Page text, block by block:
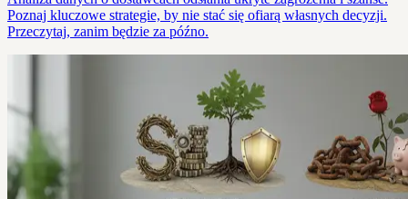
Poznaj kluczowe strategie, by nie stać się ofiarą własnych decyzji.
Przeczytaj, zanim będzie za późno.